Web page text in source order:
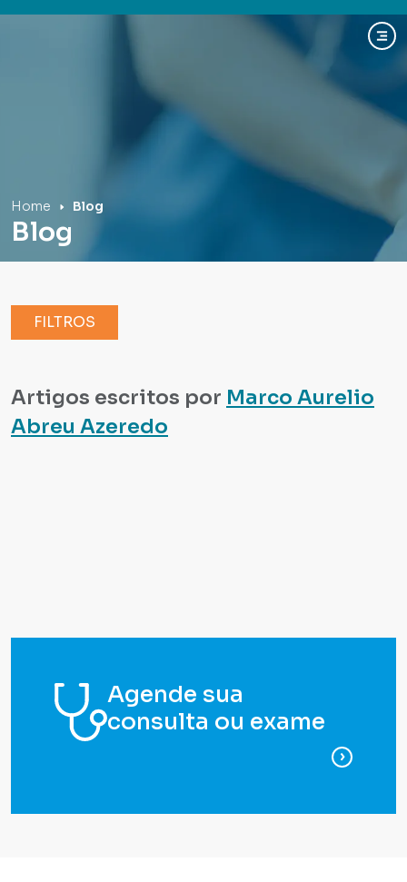
Home Blog
Blog
FILTROS
Artigos escritos por Marco Aurelio
Abreu Azeredo
Agende sua
consulta ou exame
para